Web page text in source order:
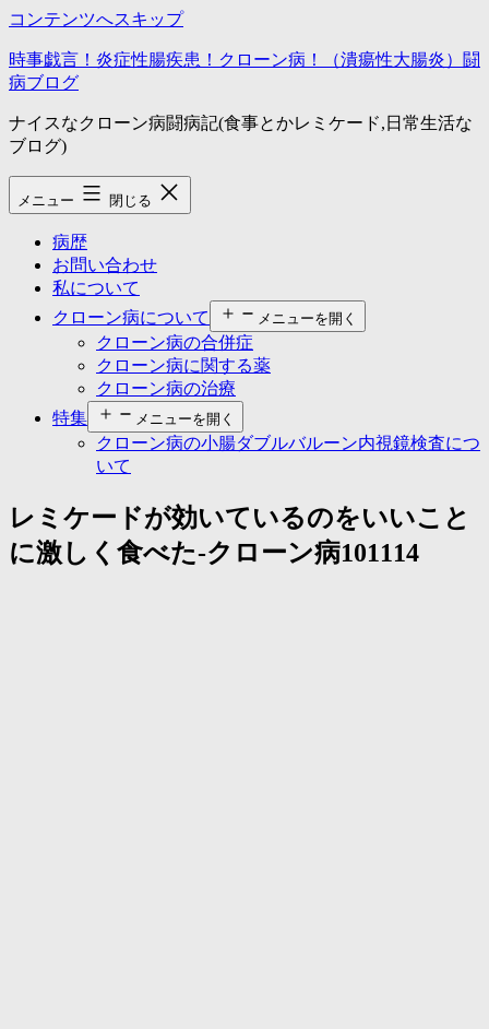
コンテンツへスキップ
時事戯言！炎症性腸疾患！クローン病！（潰瘍性大腸炎）闘
病ブログ
ナイスなクローン病闘病記(食事とかレミケード,日常生活な
ブログ)
メニュー 閉じる
病歴
お問い合わせ
私について
クローン病について
メニューを開く
クローン病の合併症
クローン病に関する薬
クローン病の治療
特集
メニューを開く
クローン病の小腸ダブルバルーン内視鏡検査につ
いて
レミケードが効いているのをいいこと
に激しく食べた-クローン病101114